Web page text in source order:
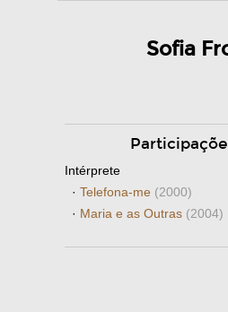
Sofia
Intérprete
· Telefona-me (2000)
· Maria e as Outras (2004)